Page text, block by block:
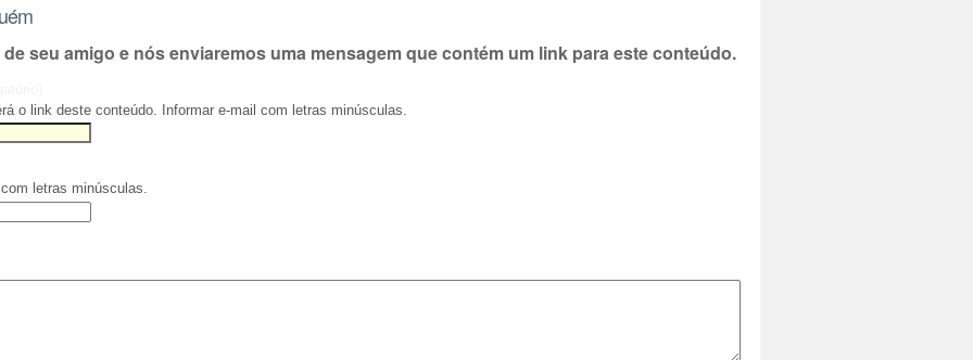
seu amigo e nós enviaremos uma mensagem que contém um link para este conteúdo.
o link deste conteúdo. Informar e-mail com letras minúsculas.
letras minúsculas.